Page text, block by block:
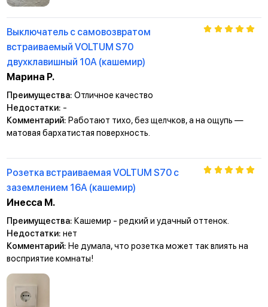
Выключатель с самовозвратом
встраиваемый VOLTUM S70
двухклавишный 10А (кашемир)
Марина Р.
Преимущества: Отличное качество
Недостатки: -
Комментарий: Работают тихо, без щелчков, а на ощупь —
матовая бархатистая поверхность.
Розетка встраиваемая VOLTUM S70 с
заземлением 16А (кашемир)
Инесса М.
Преимущества: Кашемир - редкий и удачный оттенок.
Недостатки: нет
Комментарий: Не думала, что розетка может так влиять на
восприятие комнаты!